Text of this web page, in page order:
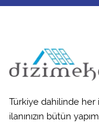
Türkiye dahilinde
ilanınızın bütün